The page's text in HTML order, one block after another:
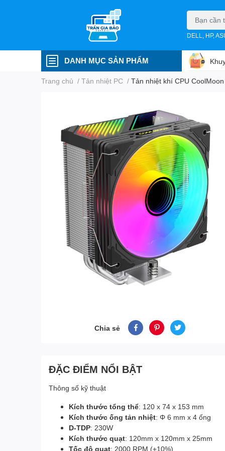
DELL, HP,
DANH MỤC SẢN PHẨM
Trang chủ / Tản nhiệt PC / Tản nhiệt khí CPU
Chia sẻ
ĐẶC ĐIỂM NỔI BẬT
Thông số kỹ thuật
Kích thước tổng thể: 120 x 74 x 153 mm
Kích thước ống tản nhiệt: Φ 6 mm x 4 ống
D-TDP: 230W
Kích thước quạt: 120mm x 120mm x 25mm
Tốc độ quạt: 2000 RPM (±10%)